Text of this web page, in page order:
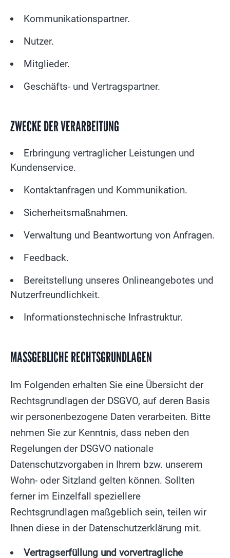
Kommunikationspartner.
Nutzer.
Mitglieder.
Geschäfts- und Vertragspartner.
ZWECKE DER VERARBEITUNG
Erbringung vertraglicher Leistungen und
Kundenservice.
Kontaktanfragen und Kommunikation.
Sicherheitsmaßnahmen.
Verwaltung und Beantwortung von Anfragen.
Feedback.
Bereitstellung unseres Onlineangebotes und
Nutzerfreundlichkeit.
Informationstechnische Infrastruktur.
MASSGEBLICHE RECHTSGRUNDLAGEN
Im Folgenden erhalten Sie eine Übersicht der
Rechtsgrundlagen der DSGVO, auf deren Basis
wir personenbezogene Daten verarbeiten. Bitte
nehmen Sie zur Kenntnis, dass neben den
Regelungen der DSGVO nationale
Datenschutzvorgaben in Ihrem bzw. unserem
Wohn- oder Sitzland gelten können. Sollten
ferner im Einzelfall speziellere
Rechtsgrundlagen maßgeblich sein, teilen wir
Ihnen diese in der Datenschutzerklärung mit.
Vertragserfüllung und vorvertragliche